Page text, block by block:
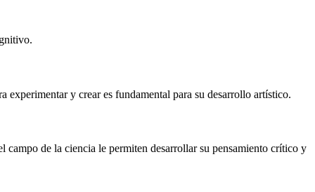
y crear es fundamental para su desarrollo artístico.
de la ciencia le permiten desarrollar su pensamiento crítico y